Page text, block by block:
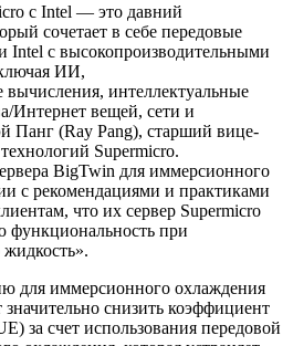
с Intel — это давний
сочетает в себе передовые
Intel с высокопроизводительными
ИИ,
интеллектуальные
Интернет вещей, сети и
Панг (Ray Pang), старший вице-
Supermicro.
BigTwin для иммерсионного
с рекомендациями и практиками
что их сервер Supermicro
функциональность при
для иммерсионного охлаждения
снизить коэффициент
за счет использования передовой